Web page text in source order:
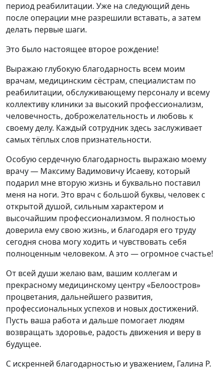
период реабилитации. Уже на следующий день
после операции мне разрешили вставать, а затем
делать первые шаги.
Это было настоящее второе рождение!
Выражаю глубокую благодарность всем моим
врачам, медицинским сёстрам, специалистам по
реабилитации, обслуживающему персоналу и всему
коллективу клиники за высокий профессионализм,
человечность, доброжелательность и любовь к
своему делу. Каждый сотрудник здесь заслуживает
самых тёплых слов признательности.
Особую сердечную благодарность выражаю моему
врачу — Максиму Вадимовичу Исаеву, который
подарил мне вторую жизнь и буквально поставил
меня на ноги. Это врач с большой буквы, человек с
открытой душой, сильным характером и
высочайшим профессионализмом. Я полностью
доверила ему свою жизнь, и благодаря его труду
сегодня снова могу ходить и чувствовать себя
полноценным человеком. А это — огромное счастье!
От всей души желаю вам, вашим коллегам и
прекрасному медицинскому центру «Белоостров»
процветания, дальнейшего развития,
профессиональных успехов и новых достижений.
Пусть ваша работа и дальше помогает людям
возвращать здоровье, радость движения и веру в
будущее.
С искренней благодарностью и уважением, Галина Р.